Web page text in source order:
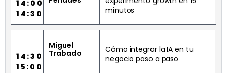
14:00H
14:30H
minutos
14:30H
15:00H
Miguel
Trabado
Cómo integrar la IA en tu
negocio paso a paso